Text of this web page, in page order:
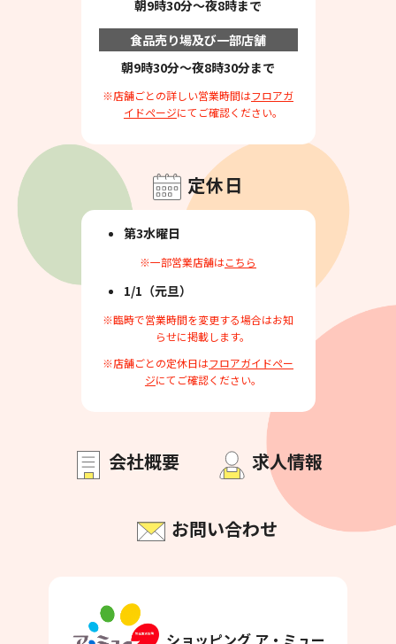
朝9時30分～夜8時まで
食品売り場及び一部店舗
朝9時30分～夜8時30分まで
※店舗ごとの詳しい営業時間はフロアガ
イドページにてご確認ください。
定休日
第3水曜日
※一部営業店舗はこちら
1/1（元旦）
※臨時で営業時間を変更する場合はお知
らせに掲載します。
※店舗ごとの定休日はフロアガイドペー
ジにてご確認ください。
会社概要 求人情報
お問い合わせ
ショッピング ア・ミュー